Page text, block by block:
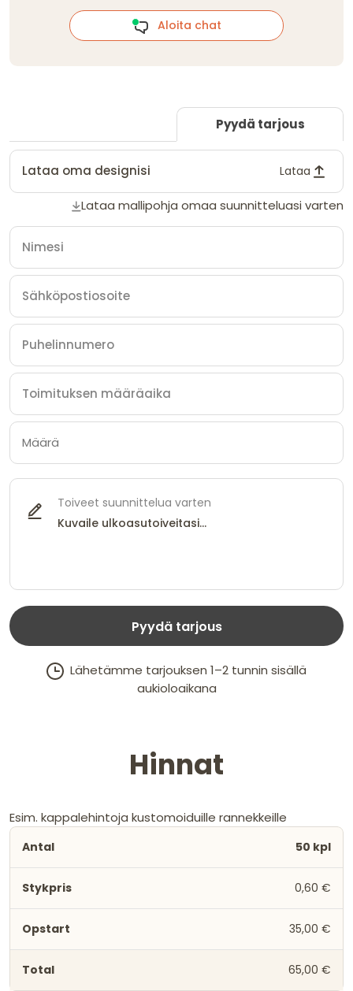
Aloita chat
Pyydä tarjous
Lataa oma designisi Lataa
Lataa mallipohja omaa suunnitteluasi varten
Toiveet suunnittelua varten
Pyydä tarjous
Lähetämme tarjouksen 1–2 tunnin sisällä
aukioloaikana
Hinnat
Esim. kappalehintoja kustomoiduille rannekkeille
50 kpl
0,60 €
35,00 €
65,00 €